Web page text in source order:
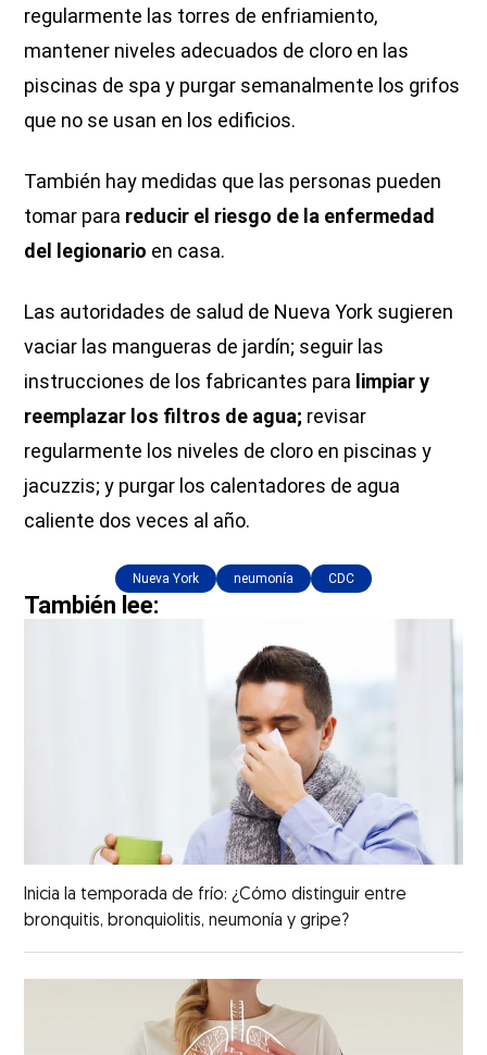
regularmente las torres de enfriamiento,
mantener niveles adecuados de cloro en las
piscinas de spa y purgar semanalmente los grifos
que no se usan en los edificios.
También hay medidas que las personas pueden
tomar para reducir el riesgo de la enfermedad
del legionario en casa.
Las autoridades de salud de Nueva York sugieren
vaciar las mangueras de jardín; seguir las
instrucciones de los fabricantes para limpiar y
reemplazar los filtros de agua; revisar
regularmente los niveles de cloro en piscinas y
jacuzzis; y purgar los calentadores de agua
caliente dos veces al año.
Nueva York neumonía CDC
También lee:
Inicia la temporada de frío: ¿Cómo distinguir entre
bronquitis, bronquiolitis, neumonía y gripe?